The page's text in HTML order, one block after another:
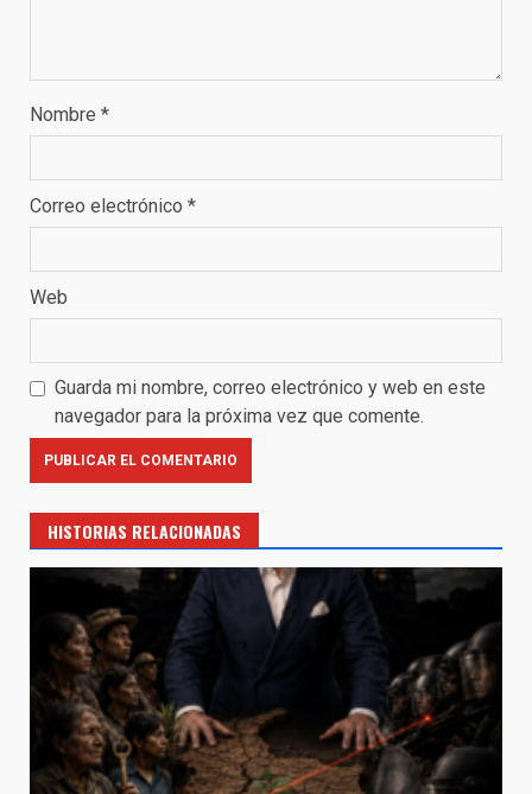
Nombre *
Correo electrónico *
Web
Guarda mi nombre, correo electrónico y web en este
navegador para la próxima vez que comente.
HISTORIAS RELACIONADAS